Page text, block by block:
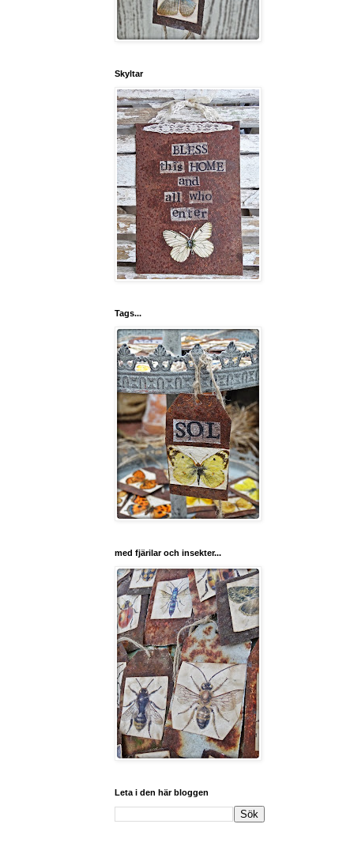
Skyltar
Tags...
med fjärilar och insekter...
Leta i den här bloggen